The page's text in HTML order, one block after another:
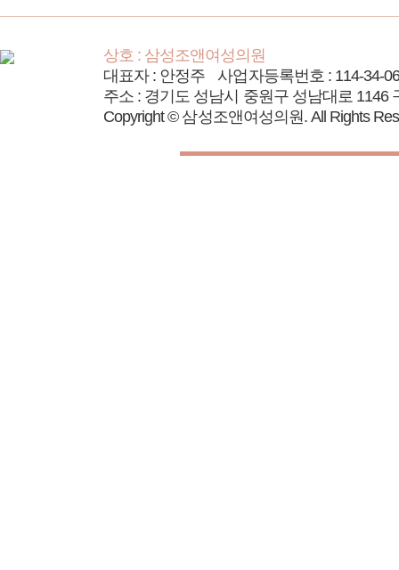
상호 : 삼성조앤여성의원
대표자 : 안정주
사업자등록번호 : 114-34-
주소 : 경기도 성남시 중원구 성남대로 1146
Copyright © 삼성조앤여성의원. All Rights